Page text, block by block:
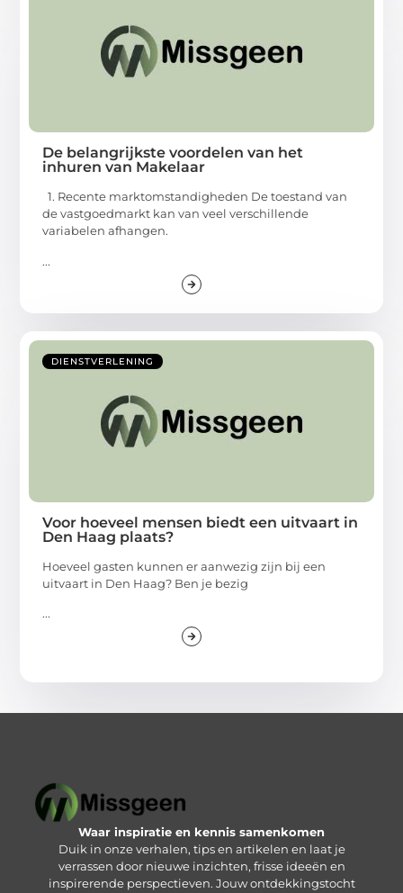
De belangrijkste voordelen van het
inhuren van Makelaar
1. Recente marktomstandigheden De toestand van
de vastgoedmarkt kan van veel verschillende
variabelen afhangen.
...
DIENSTVERLENING
Voor hoeveel mensen biedt een uitvaart in
Den Haag plaats?
Hoeveel gasten kunnen er aanwezig zijn bij een
uitvaart in Den Haag? Ben je bezig
...
Waar inspiratie en kennis samenkomen
Duik in onze verhalen, tips en artikelen en laat je
verrassen door nieuwe inzichten, frisse ideeën en
inspirerende perspectieven. Jouw ontdekkingstocht